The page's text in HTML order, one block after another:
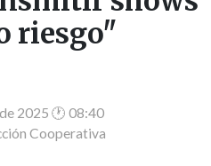
riesgo"
2025 🕐 08:40
Cooperativa